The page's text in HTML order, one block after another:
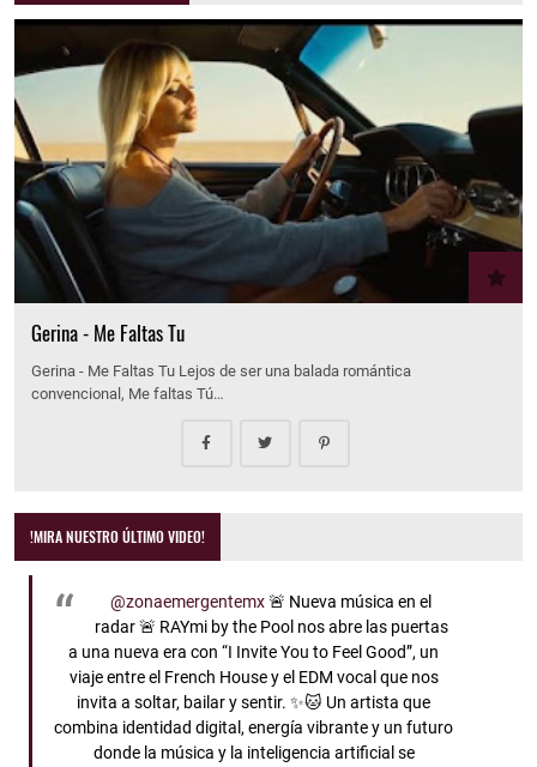
Gerina - Me Faltas Tu
Gerina - Me Faltas Tu Lejos de ser una balada romántica
convencional, Me faltas Tú…
!MIRA NUESTRO ÚLTIMO VIDEO!
@zonaemergentemx🚨 Nueva música en el
radar 🚨 RAYmi by the Pool nos abre las puertas
a una nueva era con “I Invite You to Feel Good”, un
viaje entre el French House y el EDM vocal que nos
invita a soltar, bailar y sentir. ✨🐱 Un artista que
combina identidad digital, energía vibrante y un futuro
donde la música y la inteligencia artificial se